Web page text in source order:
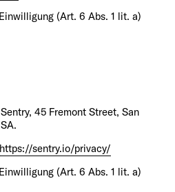
(Art. 6 Abs. 1 lit. a)
45 Fremont Street, San
https://sentry.io/privacy/
(Art. 6 Abs. 1 lit. a)